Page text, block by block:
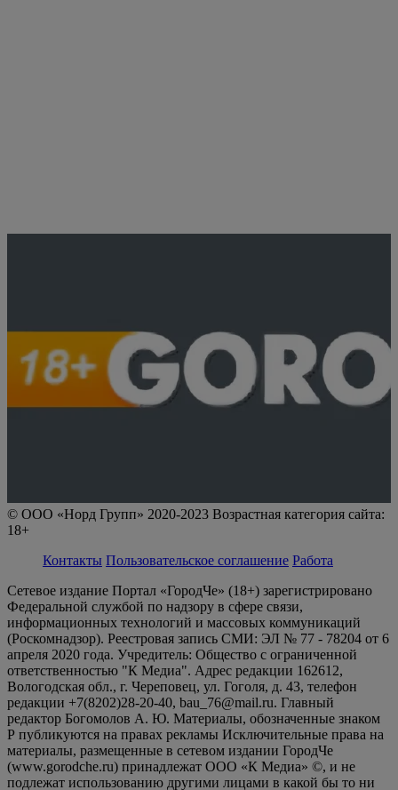
© ООО «Норд Групп» 2020-2023 Возрастная категория сайта:
18+
Контакты Пользовательское соглашение Работа
Сетевое издание Портал «ГородЧе» (18+) зарегистрировано
Федеральной службой по надзору в сфере связи,
информационных технологий и массовых коммуникаций
(Роскомнадзор). Реестровая запись СМИ: ЭЛ № 77 - 78204 от 6
апреля 2020 года. Учредитель: Общество с ограниченной
ответственностью "К Медиа". Адрес редакции 162612,
Вологодская обл., г. Череповец, ул. Гоголя, д. 43, телефон
редакции +7(8202)28-20-40, bau_76@mail.ru. Главный
редактор Богомолов А. Ю. Материалы, обозначенные знаком
Р публикуются на правах рекламы Исключительные права на
материалы, размещенные в сетевом издании ГородЧе
(www.gorodche.ru) принадлежат ООО «К Медиа» ©, и не
подлежат использованию другими лицами в какой бы то ни